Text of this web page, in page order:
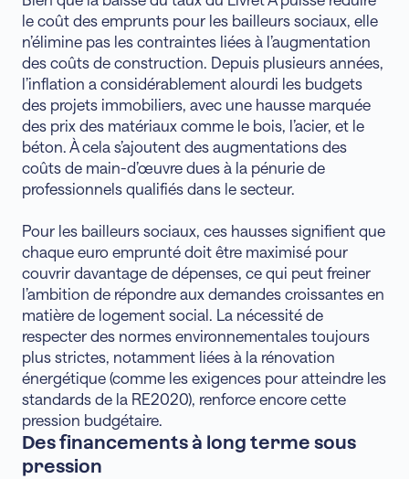
le coût des emprunts pour les bailleurs sociaux, elle
n’élimine pas les contraintes liées à l’augmentation
des coûts de construction. Depuis plusieurs années,
l’inflation a considérablement alourdi les budgets
des projets immobiliers, avec une hausse marquée
des prix des matériaux comme le bois, l’acier, et le
béton. À cela s’ajoutent des augmentations des
coûts de main-d’œuvre dues à la pénurie de
professionnels qualifiés dans le secteur.
Pour les bailleurs sociaux, ces hausses signifient que
chaque euro emprunté doit être maximisé pour
couvrir davantage de dépenses, ce qui peut freiner
l’ambition de répondre aux demandes croissantes en
matière de logement social. La nécessité de
respecter des normes environnementales toujours
plus strictes, notamment liées à la rénovation
énergétique (comme les exigences pour atteindre les
standards de la RE2020), renforce encore cette
pression budgétaire.
Des financements à long terme sous
pression